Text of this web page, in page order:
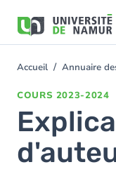
contenu
You
Accueil Annuaire
COURS 2023-2024